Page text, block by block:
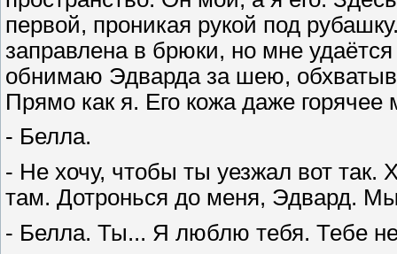
первой, проникая рукой под
заправлена в брюки, но мне
обнимаю Эдварда за шею,
Прямо как я. Его кожа даже горячее
- Белла.
- Не хочу, чтобы ты уезжал вот так.
там. Дотронься до меня, Эдвард.
- Белла. Ты... Я люблю тебя. Тебе